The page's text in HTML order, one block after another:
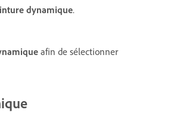
dynamique.
afin de sélectionner